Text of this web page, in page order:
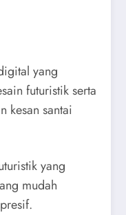
yang
futuristik serta
kesan santai
yang
mudah